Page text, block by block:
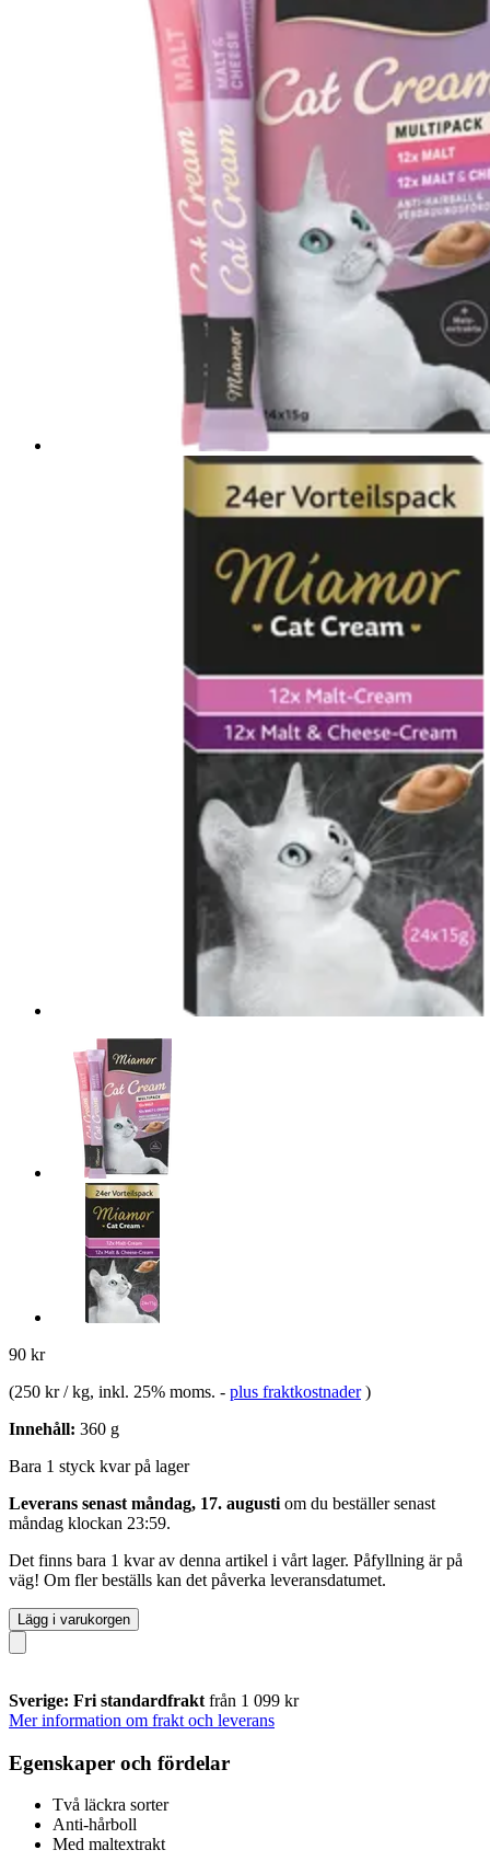
90 kr
(250 kr / kg, inkl. 25% moms. - plus fraktkostnader )
Innehåll: 360 g
Bara 1 styck kvar på lager
Leverans senast måndag, 17. augusti om du beställer senast
måndag klockan 23:59.
Det finns bara 1 kvar av denna artikel i vårt lager. Påfyllning är på
väg! Om fler beställs kan det påverka leveransdatumet.
Lägg i varukorgen
Sverige: Fri standardfrakt från 1 099 kr
Mer information om frakt och leverans
Egenskaper och fördelar
Två läckra sorter
Anti-hårboll
Med maltextrakt